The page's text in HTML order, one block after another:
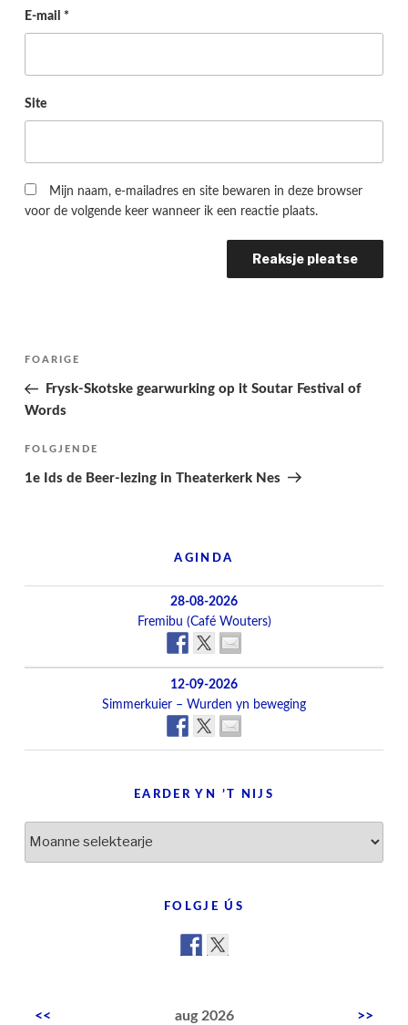
E-mail *
Site
Mijn naam, e-mailadres en site bewaren in deze browser
voor de volgende keer wanneer ik een reactie plaats.
Berichtnavigatie
Folgjende
pagina
FOARIGE
Frysk-Skotske gearwurking op it Soutar Festival of
Words
Folgjend
berjocht
FOLGJENDE
1e Ids de Beer-lezing in Theaterkerk Nes
AGINDA
28-08-2026
Fremibu (Café Wouters)
12-09-2026
Simmerkuier – Wurden yn beweging
EARDER YN ’T NIJS
yn
FOLGJE ÚS
<< aug 2026 >>